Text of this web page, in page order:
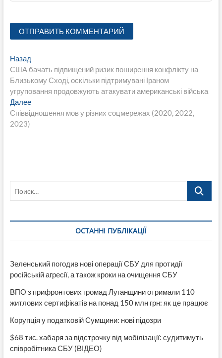
Навигация
по
записям
НазадПредыдущая
запись:
США бачать підвищений ризик поширення конфлікту на
Близькому Сході, оскільки підтримувані Іраном
угруповання продовжують атакувати американські війська
ДалееСледующая
запись:
Співвідношення мов у різних соцмережах (2020, 2022,
2023)
Поиск…
ОСТАННІ ПУБЛІКАЦІЇ
Зеленський погодив нові операції СБУ для протидії
російській агресії, а також кроки на очищення СБУ
ВПО з прифронтових громад Луганщини отримали 110
житлових сертифікатів на понад 150 млн грн: як це працює
Корупція у податковій Сумщини: нові підозри
$68 тис. хабаря за відстрочку від мобілізації: судитимуть
співробітника СБУ (ВІДЕО)